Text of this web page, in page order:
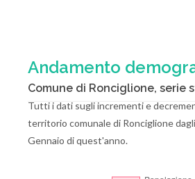
Andamento
Comune di Ronciglione, serie
Tutti i dati sugli incrementi e
territorio comunale di Ronciglione
Gennaio di quest'anno.